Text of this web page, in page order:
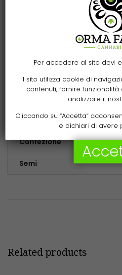
ulteriormente amplificato, e
che può essere definita
lo sballo è confortevole ma non
ogni momento della giornata.
Additional Information
Confezione
Semi
1, 3, 5,
Related products
Per accedere al sito devi
Il sito utilizza cookie di
contenuti, fornire
analizzare il
Cliccando su “Accetta”
e dichiari di avere